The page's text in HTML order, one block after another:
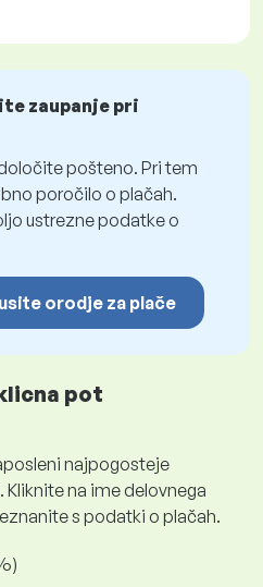
zaupanje pri
pošteno. Pri tem
poročilo o plačah.
ustrezne podatke o
orodje za plače
pot
najpogosteje
na ime delovnega
s podatki o plačah.